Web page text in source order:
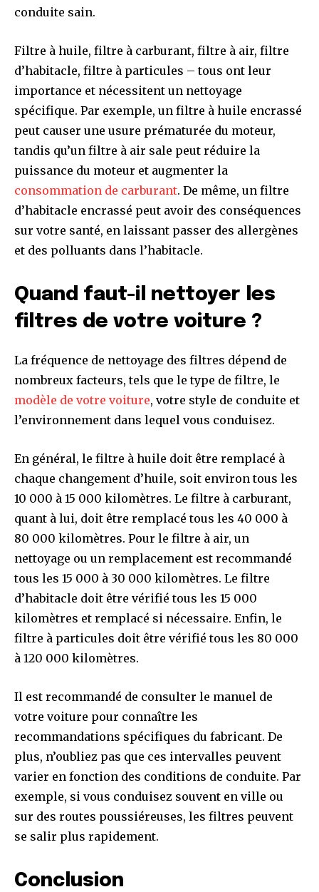
conduite sain.
Filtre à huile, filtre à carburant, filtre à air, filtre
d’habitacle, filtre à particules – tous ont leur
importance et nécessitent un nettoyage
spécifique. Par exemple, un filtre à huile encrassé
peut causer une usure prématurée du moteur,
tandis qu’un filtre à air sale peut réduire la
puissance du moteur et augmenter la
consommation de carburant. De même, un filtre
d’habitacle encrassé peut avoir des conséquences
sur votre santé, en laissant passer des allergènes
et des polluants dans l’habitacle.
Quand faut-il nettoyer les
filtres de votre voiture ?
La fréquence de nettoyage des filtres dépend de
nombreux facteurs, tels que le type de filtre, le
modèle de votre voiture, votre style de conduite et
l’environnement dans lequel vous conduisez.
En général, le filtre à huile doit être remplacé à
chaque changement d’huile, soit environ tous les
10 000 à 15 000 kilomètres. Le filtre à carburant,
quant à lui, doit être remplacé tous les 40 000 à
80 000 kilomètres. Pour le filtre à air, un
nettoyage ou un remplacement est recommandé
tous les 15 000 à 30 000 kilomètres. Le filtre
d’habitacle doit être vérifié tous les 15 000
kilomètres et remplacé si nécessaire. Enfin, le
filtre à particules doit être vérifié tous les 80 000
à 120 000 kilomètres.
Il est recommandé de consulter le manuel de
votre voiture pour connaître les
recommandations spécifiques du fabricant. De
plus, n’oubliez pas que ces intervalles peuvent
varier en fonction des conditions de conduite. Par
exemple, si vous conduisez souvent en ville ou
sur des routes poussiéreuses, les filtres peuvent
se salir plus rapidement.
Conclusion